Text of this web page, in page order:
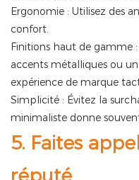
Ergonomie : Utilisez des
confort.
Finitions haut de gamme
accents métalliques ou
expérience de marque
Simplicité : Évitez la
minimaliste donne
5. Faites